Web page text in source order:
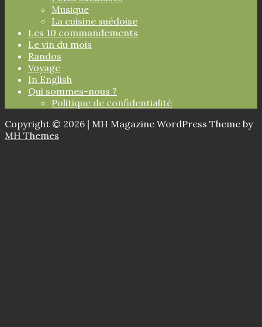
Musique
La cuisine suédoise
Les 10 commandements
Le vin du mois
Randos
Voyage
In English
Qui sommes-nous ?
Politique de confidentialité
Copyright © 2026 | MH Magazine WordPress Theme by
MH Themes